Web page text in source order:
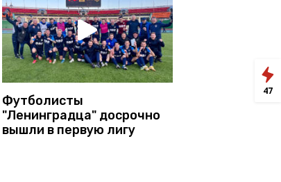
Футболисты
"Ленинградца" досрочно
вышли в первую лигу
47